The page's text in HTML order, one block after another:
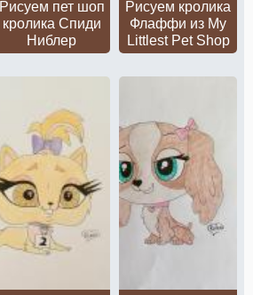
Рисуем пет шоп
кролика Спиди
Ниблер
Рисуем кролика
Флаффи из My
Littlest Pet Shop